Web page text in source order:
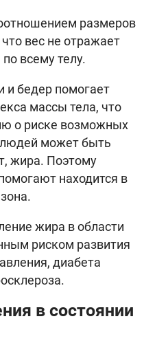
размеров
вес не отражает
всему телу.
и бедер помогает
массы тела, что
о риске возможных
может быть
жира. Поэтому
находится в
жира в области
риском развития
диабета
в состоянии